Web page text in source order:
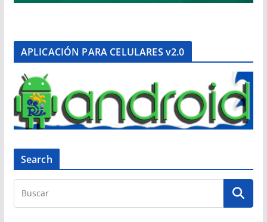
APLICACIÓN PARA CELULARES v2.0
Search